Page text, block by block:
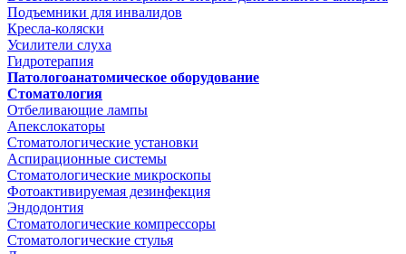
Подъемники для инвалидов
Кресла-коляски
Усилители слуха
Гидротерапия
Патологоанатомическое оборудование
Стоматология
Отбеливающие лампы
Апекслокаторы
Стоматологические установки
Аспирационные системы
Стоматологические микроскопы
Фотоактивируемая дезинфекция
Эндодонтия
Стоматологические компрессоры
Стоматологические стулья